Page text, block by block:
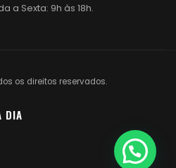
a Sexta: 9h às 18h.
os direitos reservados.
DIA